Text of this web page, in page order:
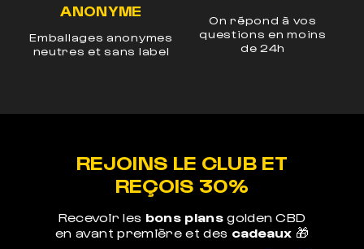
ANONYME
Emballages anonymes
neutres et sans label
On répond à vos
questions en moins
de 24h
REJOINS LE CLUB ET
REÇOIS 30%
Recevoir les bons plansgolden CBD
en avant première et des cadeaux 🎁